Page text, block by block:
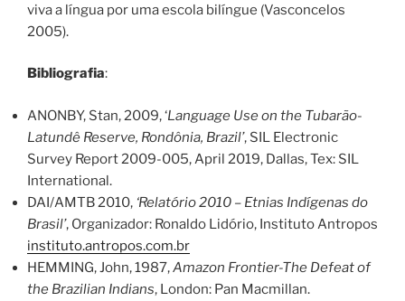
viva a língua por uma escola bilíngue (Vasconcelos
2005).
Bibliografia:
ANONBY, Stan, 2009, ‘Language Use on the Tubarão-
Latundê Reserve, Rondônia, Brazil’, SIL Electronic
Survey Report 2009-005, April 2019, Dallas, Tex: SIL
International.
DAI/AMTB 2010, ‘Relatório 2010 – Etnias Indígenas do
Brasil’, Organizador: Ronaldo Lidório, Instituto Antropos
instituto.antropos.com.br
HEMMING, John, 1987,Amazon Frontier-The Defeat of
the Brazilian Indians, London: Pan Macmillan.